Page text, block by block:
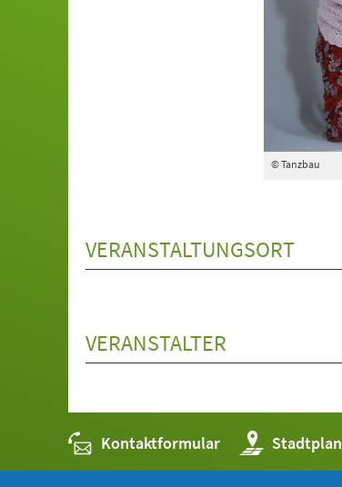
© Tanzbau
VERANSTALTUNGSORT
VERANSTALTER
Kontaktformular Stadtplan
(Öffnet
in
einem